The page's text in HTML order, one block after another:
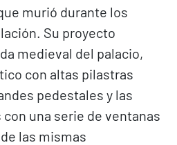
murió durante los
Su proyecto
medieval del palacio,
con altas pilastras
pedestales y las
una serie de ventanas
las mismas